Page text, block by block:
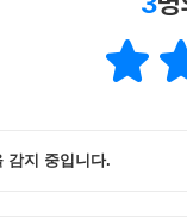
감지 중입니다.